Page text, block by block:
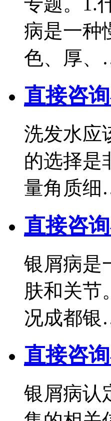
病是一种
色、厚
直接咨
洗发水应
的选择是
量角质
直接咨
银屑病是
肤和关节
况成都
直接咨
银屑病认